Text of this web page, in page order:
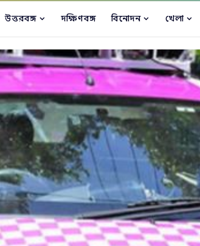
উত্তরবঙ্গ দক্ষিণবঙ্গ বিনোদন খেলা